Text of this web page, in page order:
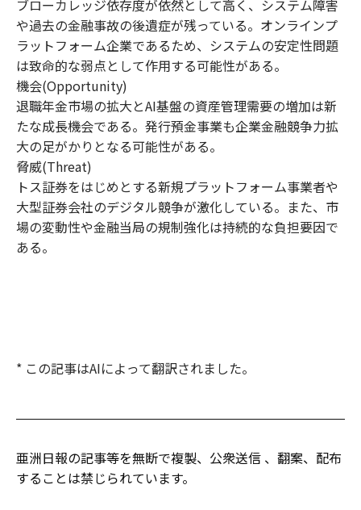
ブローカレッジ依存度が依然として高く、システム障害
や過去の金融事故の後遺症が残っている。オンラインプ
ラットフォーム企業であるため、システムの安定性問題
は致命的な弱点として作用する可能性がある。
機会(Opportunity)
退職年金市場の拡大とAI基盤の資産管理需要の増加は新
たな成長機会である。発行預金事業も企業金融競争力拡
大の足がかりとなる可能性がある。
脅威(Threat)
トス証券をはじめとする新規プラットフォーム事業者や
大型証券会社のデジタル競争が激化している。また、市
場の変動性や金融当局の規制強化は持続的な負担要因で
ある。
* この記事はAIによって翻訳されました。
亜洲日報の記事等を無断で複製、公衆送信 、翻案、配布
することは禁じられています。